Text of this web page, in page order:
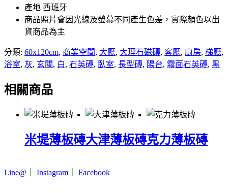
產地 西班牙
商品照片會因光線及螢幕不同產生色差，實際顏色以出
貨商品為主
分類: 60x120cm, 商業空間, 大廳, 大理石磁磚, 客廳, 廚房, 梯廳,
浴室, 灰, 玄關, 白, 石英磚, 臥室, 長型磚, 陽台, 霧面石英磚, 黑
相關商品
米堤薄板磚大津薄板磚克力薄板磚
Line@ Instagram Facebook